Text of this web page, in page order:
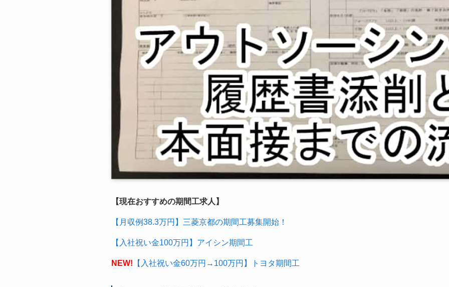
【現在おすすめの期間工求人】
【月収例38.3万円】三菱京都の期間工募集開始！
【入社祝い金100万円】アイシン期間工
NEW! 【入社祝い金60万円→100万円】トヨタ期間工